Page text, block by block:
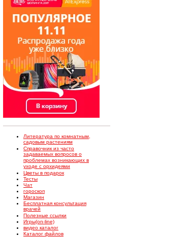
Литература по комнатным,
садовым растениям
Справочник из часто
задаваемых вопросов о
проблемах возникающих в
уходе с орхидеями
Цветы в подарок
Тесты
Чат
гороскоп
Магазин
Бесплатная консультация
врачей
Полезные ссылки
Игры(on-line)
видео каталог
Каталог файлов